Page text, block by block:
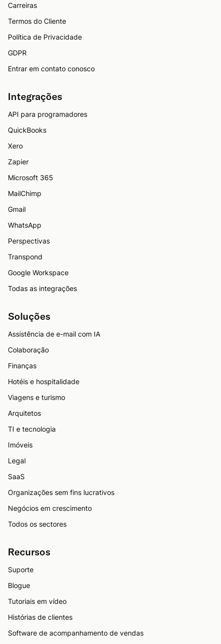
Carreiras
Termos do Cliente
Política de Privacidade
GDPR
Entrar em contato conosco
Integrações
API para programadores
QuickBooks
Xero
Zapier
Microsoft 365
MailChimp
Gmail
WhatsApp
Perspectivas
Transpond
Google Workspace
Todas as integrações
Soluções
Assistência de e-mail com IA
Colaboração
Finanças
Hotéis e hospitalidade
Viagens e turismo
Arquitetos
TI e tecnologia
Imóveis
Legal
SaaS
Organizações sem fins lucrativos
Negócios em crescimento
Todos os sectores
Recursos
Suporte
Blogue
Tutoriais em vídeo
Histórias de clientes
Software de acompanhamento de vendas